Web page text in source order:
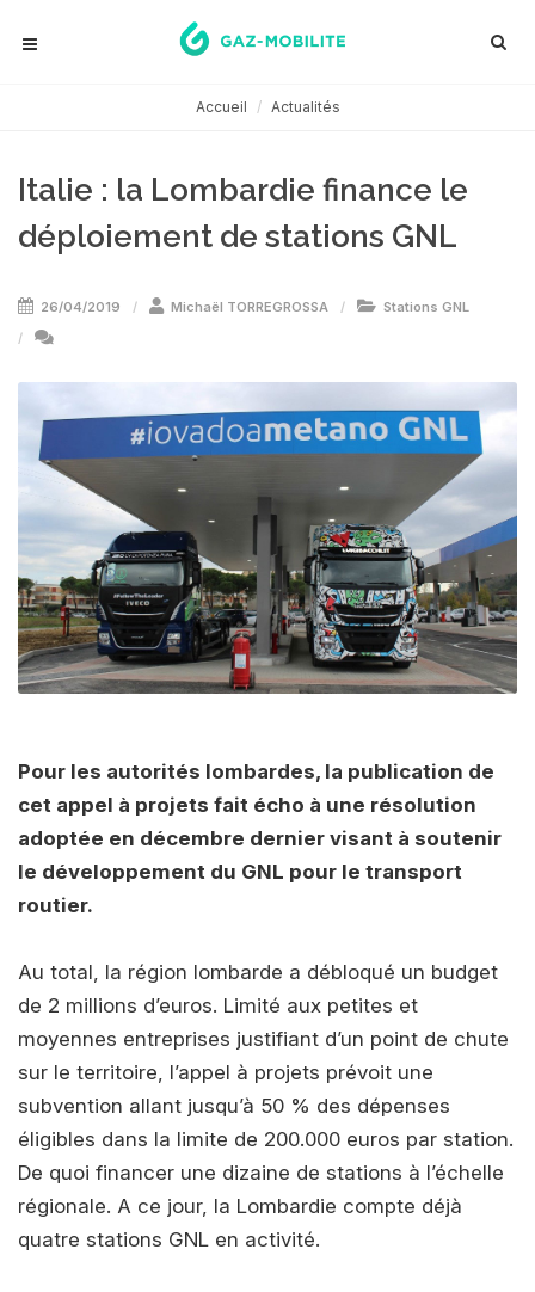
Accueil Actualités
Italie : la Lombardie finance le
déploiement de stations GNL
26/04/2019 Michaël TORREGROSSA Stations GNL
Pour les autorités lombardes, la publication de
cet appel à projets fait écho à une résolution
adoptée en décembre dernier visant à soutenir
le développement du GNL pour le transport
routier.
Au total, la région lombarde a débloqué un budget
de 2 millions d’euros. Limité aux petites et
moyennes entreprises justifiant d’un point de chute
sur le territoire, l’appel à projets prévoit une
subvention allant jusqu’à 50 % des dépenses
éligibles dans la limite de 200.000 euros par station.
De quoi financer une dizaine de stations à l’échelle
régionale. A ce jour, la Lombardie compte déjà
quatre stations GNL en activité.